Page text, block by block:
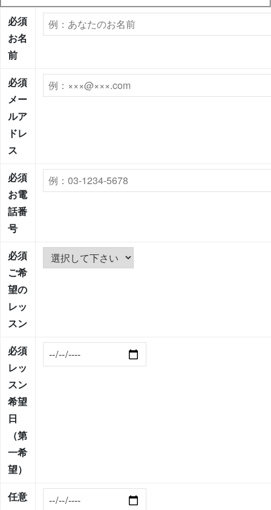
必須
お名
前
必須
メー
ルア
ドレ
ス
必須
お電
話番
号
必須
ご希
望の
レッ
スン
必須
レッ
スン
希望
日
（第
一希
望）
任意